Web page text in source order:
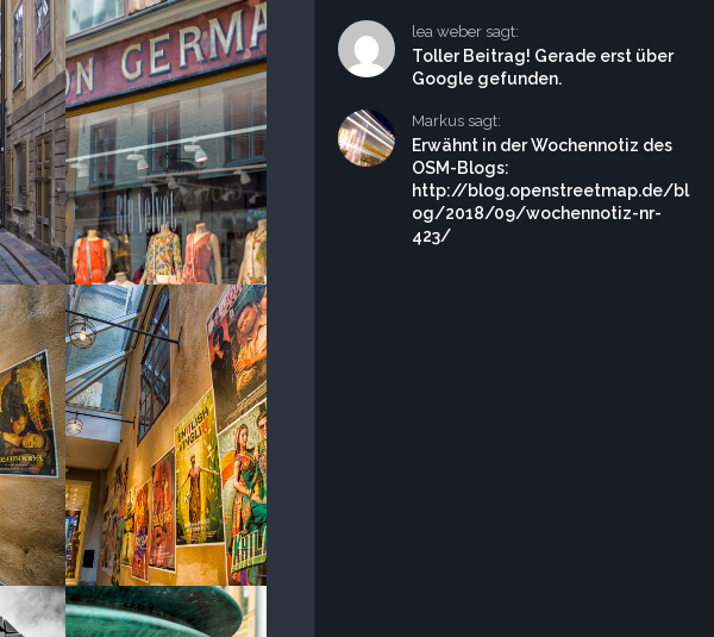
lea weber sagt:
Toller Beitrag! Gerade erst über
Google gefunden.
Markus sagt:
Erwähnt in der Wochennotiz des
OSM-Blogs:
http://blog.openstreetmap.de/bl
og/2018/09/wochennotiz-nr-
423/